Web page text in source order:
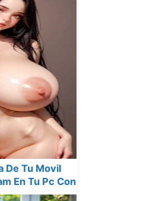
De Tu Movil
En Tu Pc Con